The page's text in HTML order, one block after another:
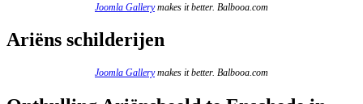
Joomla Gallerymakes it better. Balbooa.com
Ariëns schilderijen
Joomla Gallerymakes it better. Balbooa.com